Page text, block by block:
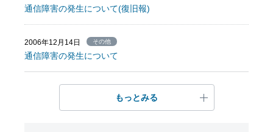
通信障害の発生について(復旧報)
2006年12月14日 その他
通信障害の発生について
もっとみる